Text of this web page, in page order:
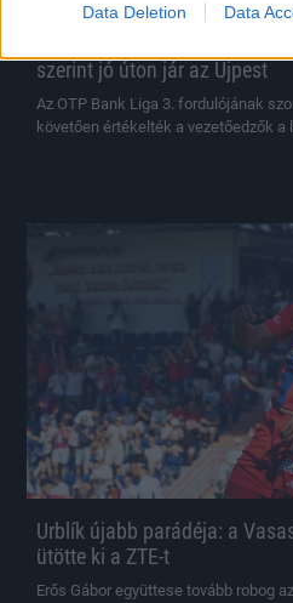
Data Deletion Data
szerint jó úton jár az Újpest
Az OTP Bank Liga 3. fordulójának
követően értékelték a vezetőedzők a
Urblík újabb parádéja: a
ütötte ki a ZTE-t
Erős Gábor együttese tovább robog